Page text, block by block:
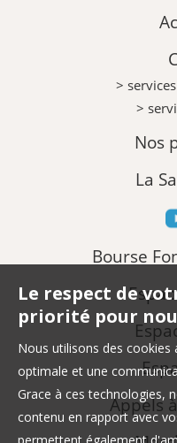
>
>
Nos
La
Bourse
Appels
Le respect de
priorité pour
Nous utilisons des cookies
optimale et une
Grace à ces technologies,
contenu en rapport avec